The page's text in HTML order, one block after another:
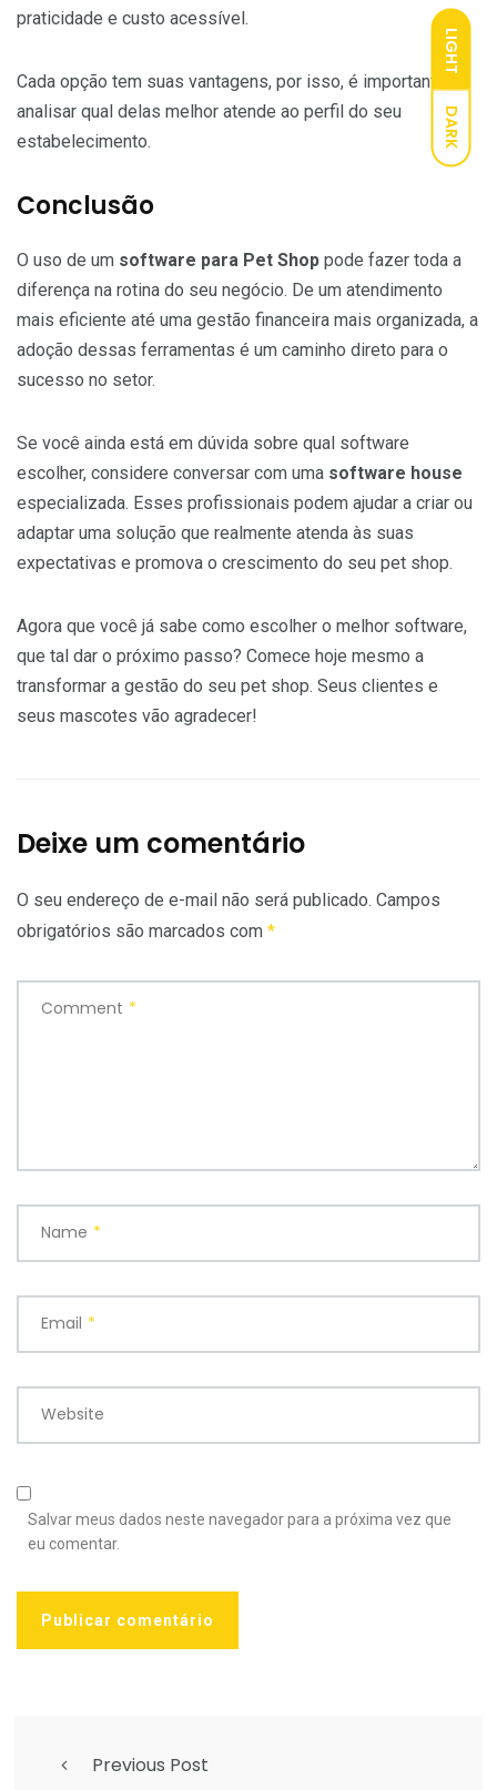
LIGHT
DARK
praticidade e custo acessível.
Cada opção tem suas vantagens, por isso, é importante
analisar qual delas melhor atende ao perfil do seu
estabelecimento.
Conclusão
O uso de um software para Pet Shop pode fazer toda a
diferença na rotina do seu negócio. De um atendimento
mais eficiente até uma gestão financeira mais organizada, a
adoção dessas ferramentas é um caminho direto para o
sucesso no setor.
Se você ainda está em dúvida sobre qual software
escolher, considere conversar com uma software house
especializada. Esses profissionais podem ajudar a criar ou
adaptar uma solução que realmente atenda às suas
expectativas e promova o crescimento do seu pet shop.
Agora que você já sabe como escolher o melhor software,
que tal dar o próximo passo? Comece hoje mesmo a
transformar a gestão do seu pet shop. Seus clientes e
seus mascotes vão agradecer!
Deixe um comentário
O seu endereço de e-mail não será publicado. Campos
obrigatórios são marcados com *
Comment *
Name *
Email *
Website
Salvar meus dados neste navegador para a próxima vez que
eu comentar.
Previous Post